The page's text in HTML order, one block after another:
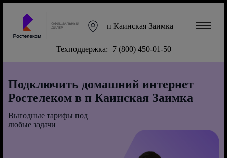
п Каинская Заимка
Техподдержка:+7 (800) 450-01-50
Подключить домашний интернет
Ростелеком в п Каинская Заимка
Выгодные тарифы под
любые задачи